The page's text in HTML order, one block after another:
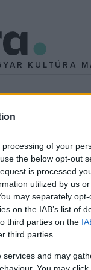
of your
the below opt-out
is processed
utilized by us
may separately
on the IAB’s list of
third parties on the
third parties.
and may
KULTÚRA
kezdte.
volt. 1989-ben
építette fel.